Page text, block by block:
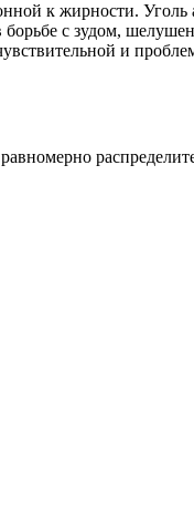
к жирности.
с зудом,
и